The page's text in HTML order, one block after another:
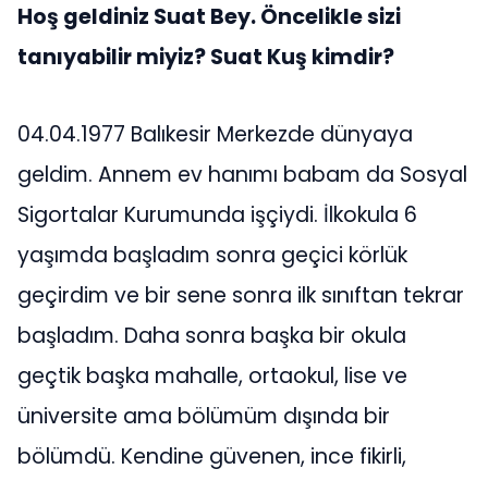
Hoş geldiniz Suat Bey. Öncelikle sizi
tanıyabilir miyiz? Suat Kuş kimdir?
04.04.1977 Balıkesir Merkezde dünyaya
geldim. Annem ev hanımı babam da Sosyal
Sigortalar Kurumunda işçiydi. İlkokula 6
yaşımda başladım sonra geçici körlük
geçirdim ve bir sene sonra ilk sınıftan tekrar
başladım. Daha sonra başka bir okula
geçtik başka mahalle, ortaokul, lise ve
üniversite ama bölümüm dışında bir
bölümdü. Kendine güvenen, ince fikirli,